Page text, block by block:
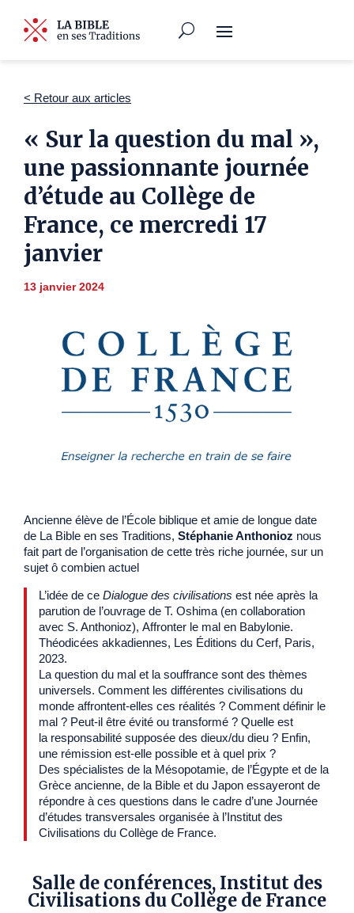
< Retour aux articles
« Sur la question du mal »,
une passionnante journée
d’étude au Collège de
France, ce mercredi 17
janvier
13 janvier 2024
Ancienne élève de l’École biblique et amie de longue date
de La Bible en ses Traditions, Stéphanie Anthonioz nous
fait part de l’organisation de cette très riche journée, sur un
sujet ô combien actuel
L’idée de ce Dialogue des civilisations est née après la
parution de l’ouvrage de T. Oshima (en collaboration
avec S. Anthonioz), Affronter le mal en Babylonie.
Théodicées akkadiennes, Les Éditions du Cerf, Paris,
2023.
La question du mal et la souffrance sont des thèmes
universels. Comment les différentes civilisations du
monde affrontent-elles ces réalités ? Comment définir le
mal ? Peut-il être évité ou transformé ? Quelle est
la responsabilité supposée des dieux/du dieu ? Enfin,
une rémission est-elle possible et à quel prix ?
Des spécialistes de la Mésopotamie, de l’Égypte et de la
Grèce ancienne, de la Bible et du Japon essayeront de
répondre à ces questions dans le cadre d’une Journée
d’études transversales organisée à l’Institut des
Civilisations du Collège de France.
Salle de conférences, Institut des
Civilisations du Collège de France